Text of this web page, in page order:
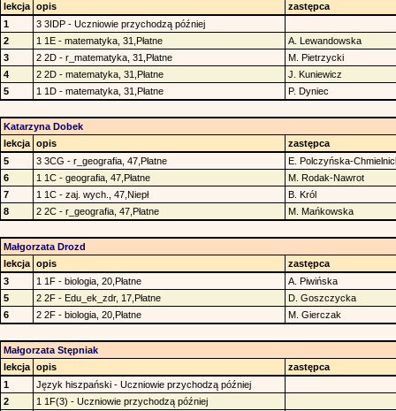
lekcja opis
zastępca
1
3 3IDP - Uczniowie przychodzą później
2
1 1E - matematyka, 31,Płatne
A. Lewandowska
3
2 2D - r_matematyka, 31,Płatne
M. Pietrzycki
4
2 2D - matematyka, 31,Płatne
J. Kuniewicz
5
1 1D - matematyka, 31,Płatne P. Dyniec
Katarzyna Dobek
lekcja opis
zastępca
5
3 3CG - r_geografia, 47,Płatne
E. Polczyńska-
6
1 1C - geografia, 47,Płatne
M. Rodak-Nawrot
7
1 1C - zaj. wych., 47,Niepł
B. Król
8
2 2C - r_geografia, 47,Płatne M. Mańkowska
Małgorzata Drozd
lekcja opis
zastępca
3
1 1F - biologia, 20,Płatne
A. Piwińska
5
2 2F - Edu_ek_zdr, 17,Płatne
D. Goszczycka
6
2 2F - biologia, 20,Płatne M. Gierczak
Małgorzata Stępniak
lekcja opis
zastępca
1
Język hiszpański - Uczniowie przychodzą później
2
1 1F(3) - Uczniowie przychodzą później